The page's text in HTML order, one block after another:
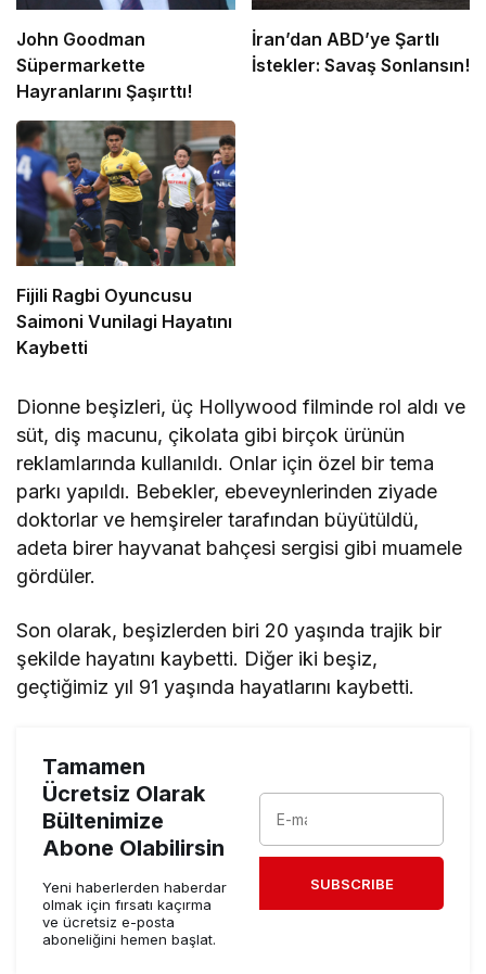
John Goodman
Süpermarkette
Hayranlarını Şaşırttı!
İran’dan ABD’ye Şartlı
İstekler: Savaş Sonlansın!
Fijili Ragbi Oyuncusu
Saimoni Vunilagi Hayatını
Kaybetti
Dionne beşizleri, üç Hollywood filminde rol aldı ve
süt, diş macunu, çikolata gibi birçok ürünün
reklamlarında kullanıldı. Onlar için özel bir tema
parkı yapıldı. Bebekler, ebeveynlerinden ziyade
doktorlar ve hemşireler tarafından büyütüldü,
adeta birer hayvanat bahçesi sergisi gibi muamele
gördüler.
Son olarak, beşizlerden biri 20 yaşında trajik bir
şekilde hayatını kaybetti. Diğer iki beşiz,
geçtiğimiz yıl 91 yaşında hayatlarını kaybetti.
Tamamen
Ücretsiz Olarak
Bültenimize
Abone Olabilirsin
Yeni haberlerden haberdar
olmak için fırsatı kaçırma
ve ücretsiz e-posta
aboneliğini hemen başlat.
SUBSCRIBE